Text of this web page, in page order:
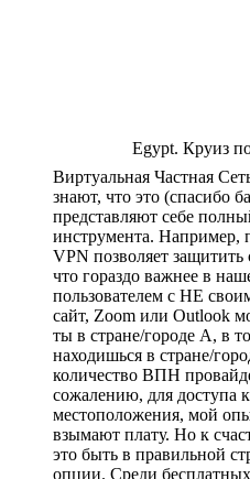
Egypt. Круиз
Виртуальная Частная
знают, что это (спасибо
представляют себе
инструмента.
VPN позволяет защитить
что гораздо важнее в
пользователем с НЕ
сайт, Zoom или Outlook
ты в стране/городе A, в
находишься в стране/
количество ВПН
сожалению, для доступа
местоположения, мой
взымают плату. Но к
это быть в правильной
опции. Среди